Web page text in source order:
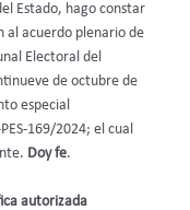
Estado, hago constar
al acuerdo plenario de
Electoral del
de octubre de
especial
169/2024; el cual
Doy fe.
autorizada